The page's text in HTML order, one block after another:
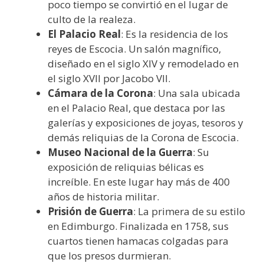
poco tiempo se convirtió en el lugar de
culto de la realeza.
El Palacio Real: Es la residencia de los
reyes de Escocia. Un salón magnífico,
diseñado en el siglo XIV y remodelado en
el siglo XVII por Jacobo VII.
Cámara de la Corona: Una sala ubicada
en el Palacio Real, que destaca por las
galerías y exposiciones de joyas, tesoros y
demás reliquias de la Corona de Escocia.
Museo Nacional de la Guerra: Su
exposición de reliquias bélicas es
increíble. En este lugar hay más de 400
años de historia militar.
Prisión de Guerra: La primera de su estilo
en Edimburgo. Finalizada en 1758, sus
cuartos tienen hamacas colgadas para
que los presos durmieran.